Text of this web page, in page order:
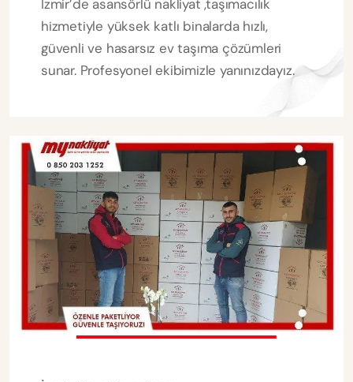
İzmir’de asansörlü nakliyat ,taşımacılık
hizmetiyle yüksek katlı binalarda hızlı,
güvenli ve hasarsız ev taşıma çözümleri
sunar. Profesyonel ekibimizle yanınızdayız.